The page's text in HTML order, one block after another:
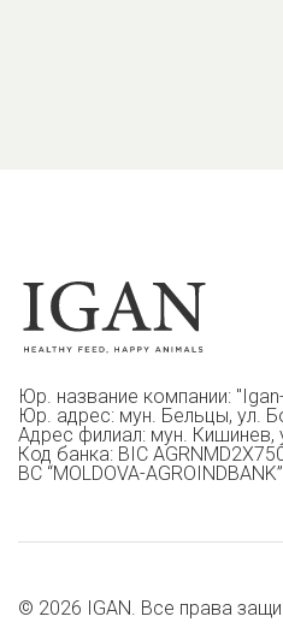
Юр. название компании:
Юр. адрес: мун. Бельцы, ул.
Адрес филиал: мун. Кишинев,
Код банка: BIC
BC “MOLDOVA-
© 2026 IGAN. Все права